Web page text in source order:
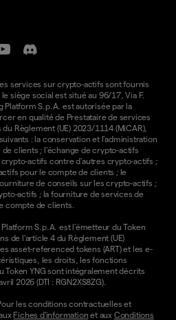
services sur crypto-actifs sont fournis
siège social est situé au 96/17, Via F.
Platform S.p.A. est autorisée par la
en qualité de Prestataire de services
Règlement (UE) 2023/1114 (MiCAR),
: la conservation et l'administration
clients ; l'échange de crypto-actifs
actifs contre d'autres crypto-actifs ;
pour le compte de clients ; le
de conseils sur les crypto-actifs ;
actifs ; la fourniture de services de
compte de clients.
S.p.A. est l'émetteur du Token
de l'article 4 du Règlement (UE)
asset-referenced tokens (ART) et les e-
les droits, les fonctions
Token YNG sont intégralement décrits
2026 (DTI : RGN2XS8ZG).
les conditions contractuelles et
Fiches d'information et aux Conditions